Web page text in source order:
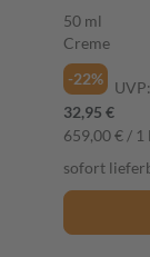
50 ml
Creme
-22%
UVP:
32,95 €
659,00 € / 1 l
sofort